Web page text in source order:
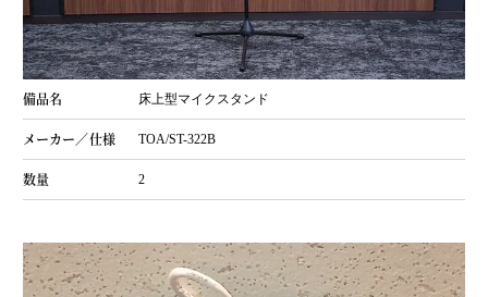
床上型マイクスタンド
TOA/ST-322B
2